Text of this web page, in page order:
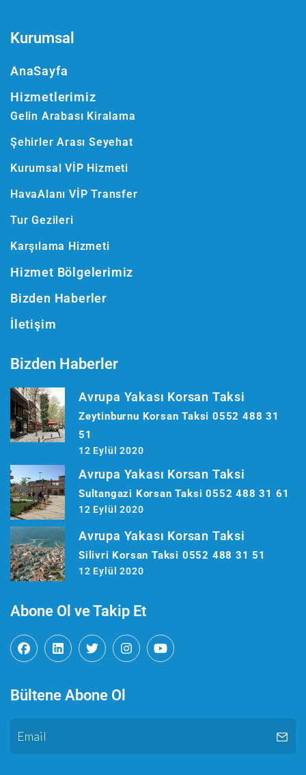
Kurumsal
AnaSayfa
Hizmetlerimiz
Gelin Arabası Kiralama
Şehirler Arası Seyehat
Kurumsal VİP Hizmeti
HavaAlanı VİP Transfer
Tur Gezileri
Karşılama Hizmeti
Hizmet Bölgelerimiz
Bizden Haberler
İletişim
Bizden Haberler
Avrupa Yakası Korsan Taksi
Zeytinburnu Korsan Taksi 0552 488 31
51
12 Eylül 2020
Avrupa Yakası Korsan Taksi
Sultangazi Korsan Taksi 0552 488 31 61
12 Eylül 2020
Avrupa Yakası Korsan Taksi
Silivri Korsan Taksi 0552 488 31 51
12 Eylül 2020
Abone Ol ve Takip Et
Bültene Abone Ol